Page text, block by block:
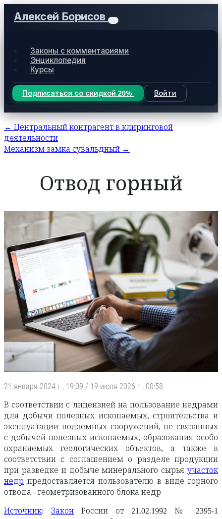
Алексей Борисов
Законы с комментариями
Энциклопедия
Курсы
Подписаться со скидкой 20% Войти
← Центральный контрагент в клиринговой
деятельности
Механизм замка сувальдный →
Отвод горный
21 января 2024 г., 19:09 / 19 июля 2026 г., 00:58
В соответствии с лицензией на пользование недрами
для добычи полезных ископаемых, строительства и
эксплуатации подземных сооружений, не связанных
с добычей полезных ископаемых, образования особо
охраняемых геологических объектов, а также в
соответствии с соглашением о разделе продукции
при разведке и добыче минерального сырья участок
недр предоставляется пользователю в виде горного
отвода - геометризованного блока недр
Источник: Закон России от 21.02.1992 № 2395-1